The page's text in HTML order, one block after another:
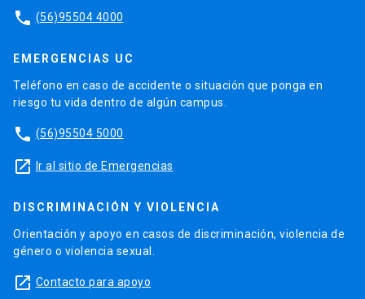
phone (56)95504 4000
EMERGENCIAS UC
Teléfono en caso de accidente o situación que ponga en
riesgo tu vida dentro de algún campus.
phone (56)95504 5000
launch Ir al sitio de Emergencias
DISCRIMINACIÓN Y VIOLENCIA
Orientación y apoyo en casos de discriminación, violencia de
género o violencia sexual.
launch Contacto para apoyo